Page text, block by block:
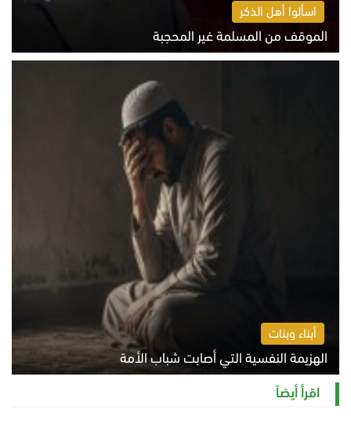
اسألوا أهل الذكر
الموقف من المسلمة غير المحجبة
الخميس 6 أغسطس 2026 10:45 ص
أبناء وبنات
الهزيمة النفسية التي أصابت شباب الأمة
الخميس 6 أغسطس 2026 11:12 ص
اقرأ أيضاً